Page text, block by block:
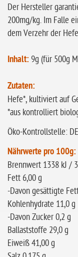
Der Hersteller
200mg/kg. Im Falle
dem Verzehr der
Inhalt: 9g (für 500g
Zutaten:
Hefe*, kultiviert auf
*aus kontrolliert
Öko-Kontrollstelle:
Nährwerte pro 100g:
Brennwert 1338 kJ /
Fett 6,00 g
-Davon gesättigte
Kohlenhydrate 11,0 g
-Davon Zucker 0,2 g
Ballaststoffe 29,0 g
Eiweiß 41,00 g